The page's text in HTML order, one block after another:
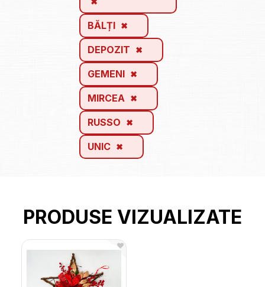
BĂLȚI
DEPOZIT
GEMENI
MIRCEA
RUSSO
UNIC
PRODUSE VIZUALIZATE